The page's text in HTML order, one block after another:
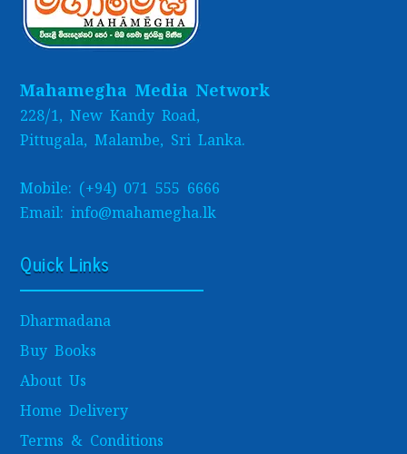
Mahamegha Media Network
228/1, New Kandy Road,
Pittugala, Malambe, Sri Lanka.
Mobile: (+94) 071 555 6666
Email: info@mahamegha.lk
Quick Links
Dharmadana
Buy Books
About Us
Home Delivery
Terms & Conditions